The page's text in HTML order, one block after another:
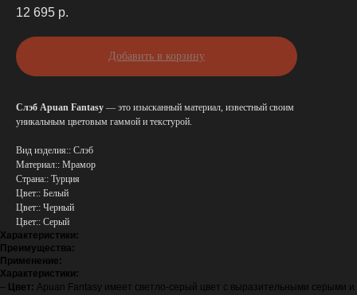
12 695 р.
Добавить в корзину
Слэб Apuan Fantasy — это изысканный материал, известный своим
уникальным цветовым гаммой и текстурой.
Вид изделия:: Слэб
Материал:: Мрамор
Страна:: Турция
Цвет:: Белый
Цвет:: Черный
Цвет:: Серый
Характеристики:
Преимущества:
Применение:
Характеристики:
– Цвет: Apuan Fantasy имеет светло-серый цвет с выразительными серыми и